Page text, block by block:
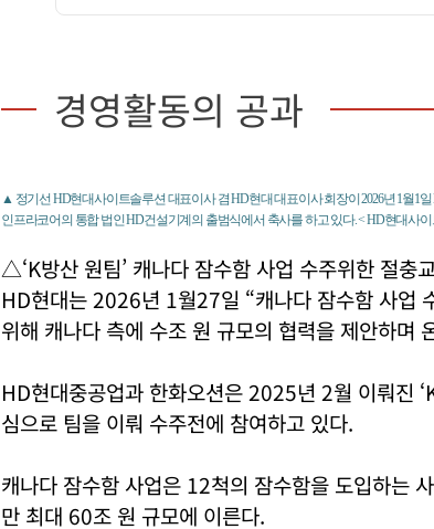
경영활동의 공과
▲ 정기선 HD현대사이트솔루션 대표이사 겸 HD현대 대표이사 회장이 2026년 1월1
인프라코어의 통합 법인 HD건설기계의 출범식에서 축사를 하고 있다. < HD현대사
△‘K방산 원팀’ 캐나다 잠수함 사업 수주위한 절충
HD현대는 2026년 1월27일 “캐나다 잠수함 사업
위해 캐나다 측에 수조 원 규모의 협력을 제안하며
HD현대중공업과 한화오션은 2025년 2월 이뤄진
심으로 팀을 이뤄 수주전에 참여하고 있다.
캐나다 잠수함 사업은 12척의 잠수함을 도입하는
만 최대 60조 원 규모에 이른다.